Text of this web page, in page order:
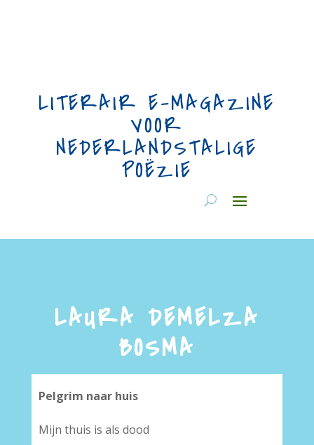
LITERAIR E-MAGAZINE
VOOR
NEDERLANDSTALIGE
POËZIE
LAURA DEMELZA
BOSMA
Pelgrim naar huis
Mijn thuis is als dood